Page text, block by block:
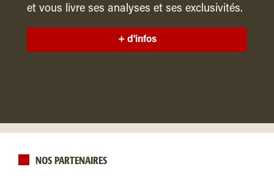
et vous livre ses analyses et ses exclusivités.
+ d'infos
NOS PARTENAIRES